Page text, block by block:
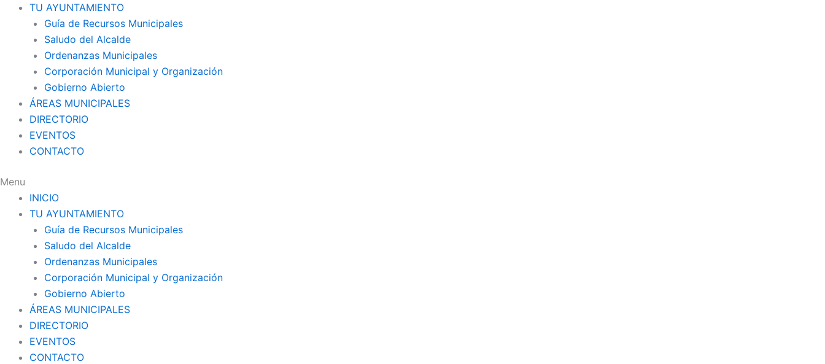
TU AYUNTAMIENTO
Guía de Recursos Municipales
Saludo del Alcalde
Ordenanzas Municipales
Corporación Municipal y Organización
Gobierno Abierto
ÁREAS MUNICIPALES
DIRECTORIO
EVENTOS
CONTACTO
Menu
INICIO
TU AYUNTAMIENTO
Guía de Recursos Municipales
Saludo del Alcalde
Ordenanzas Municipales
Corporación Municipal y Organización
Gobierno Abierto
ÁREAS MUNICIPALES
DIRECTORIO
EVENTOS
CONTACTO